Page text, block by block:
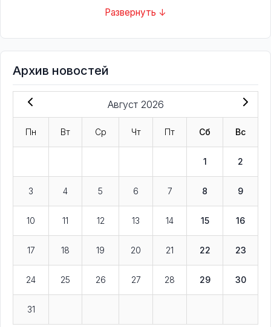
Развернуть ↓
Архив новостей
Август 2026
Пн Вт Ср Чт Пт Сб Вс
1 2
3 4 5 6 7 8 9
10 11 12 13 14 15 16
17 18 19 20 21 22 23
24 25 26 27 28 29 30
31